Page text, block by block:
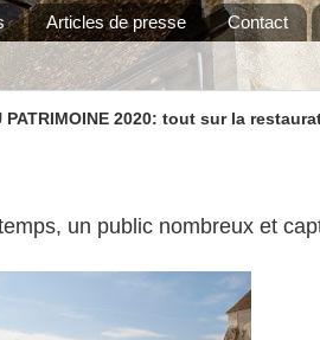
Articles de presse Contact
PATRIMOINE 2020: tout sur la
un public nombreux et